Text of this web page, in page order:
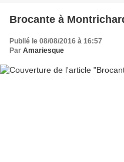
Brocante à
Publié le 08/08/2016 à 16:57
Par Amariesque